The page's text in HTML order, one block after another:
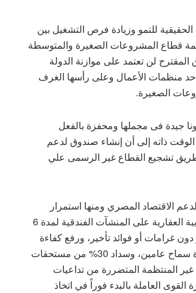
للنمو وزيادة فرص التشغيل بين
قطاع المشروعات الصغيرة والمتوسطة
تمويل الصندوق المقترح لن تعتمد على موازنة الدولة
منظمات الأعمال وعلى رأسها الغرف
الصغيرة.
جيدة فى مجملها ومحفزة بالفعل
ذاته إلى أن إنشاء صندوق لدعم
تشجيع القطاع غير الرسمى علي
الاقتصاد المصري ومنها استمرار
العمل بالمشروعات المختلفة ذات الصلة بالنشاط السياحي، وإسقاط الضريبة العقارية على المنشآت الفندقية لمدة 6
كافة المستحقات على المنشآت السياحية لمدة 3 أشهر دون غرامات أو فوائد تأخير، ورفع كفاءة
البنية التحتية للمنشآت السياحية، وتوفير قرض مساند لقطاع الطيران بفترة سماح عامين، وسداد 30% من مستحقات
للعمالة غير المنتظمة المتضررة من تداعيات
الطوارئ بوزارة القوى العاملة بالبدء فوراً في اتخاذ